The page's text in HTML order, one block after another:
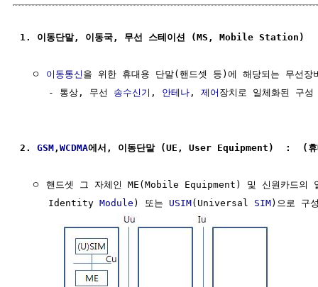
1. 이동단말, 이동국, 무선 스테이션 (MS, Mobile Station)
  ㅇ
이동통신 을 위한 휴대용 단말(핸드셋 등)에 해당되는 무선장
     - 통상, 무선
송수신기 , 안테나 , 제어 장치로 일체화된 구성
2. GSM , WCDMA에서, 이동단말 (UE, User Equipment)  :  (휴
ㅇ 핸드셋 그 자체인 ME(Mobile Equipment) 및 신원카드의
     Identity
Module ) 또는 USIM(Universal SIM)으로 구